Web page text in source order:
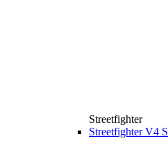
Streetfighter
Streetfighter V4 S